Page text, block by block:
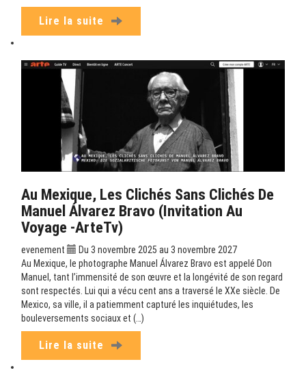
Lire la suite
Au Mexique, Les Clichés Sans Clichés De
Manuel Álvarez Bravo (Invitation Au
Voyage -ArteTv)
evenement
Du 3 novembre 2025 au 3 novembre 2027
Au Mexique, le photographe Manuel Álvarez Bravo est appelé Don
Manuel, tant l’immensité de son œuvre et la longévité de son regard
sont respectés. Lui qui a vécu cent ans a traversé le XXe siècle. De
Mexico, sa ville, il a patiemment capturé les inquiétudes, les
bouleversements sociaux et (…)
Lire la suite